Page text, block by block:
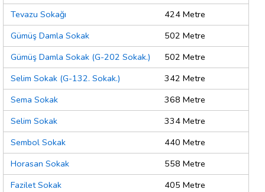
Tevazu Sokağı
424 Metre
Gümüş Damla Sokak
502 Metre
Gümüş Damla Sokak (G-202 Sokak.)
502 Metre
Selim Sokak (G-132. Sokak.)
342 Metre
Sema Sokak
368 Metre
Selim Sokak
334 Metre
Sembol Sokak
440 Metre
Horasan Sokak
558 Metre
Fazilet Sokak
405 Metre